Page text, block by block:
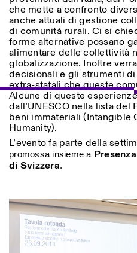
Facebook Instagram Linkedin
Privacy Policy
GUIDED TOURS:
Length (days)
1
>
che mette a confronto
anche attuali di gestione
di comunità rurali. Ci si
forme alternative possano
alimentare delle collettività
globalizzazione. Inoltre
decisionali e gli strumenti
extra-statali che queste
Alcune di queste
dall’UNESCO nella lista del
beni immateriali (Intangible
Humanity).
L’evento fa parte della
promossa insieme a
di Svizzera.